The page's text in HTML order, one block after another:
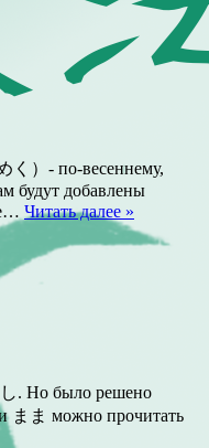
）- по-весеннему,
будут добавлены
Читать далее »
し. Но было решено
まま можно прочитать